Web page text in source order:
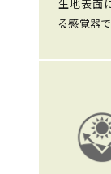
生地表面
る感覚器